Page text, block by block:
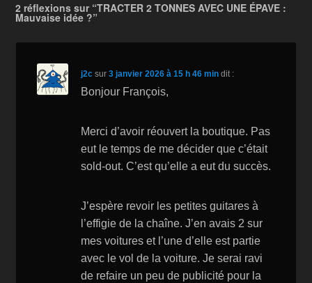
o
o
k
n
W
h
st
n
k
2 réflexions sur “TRACTER 2 TONNES AVEC UNE ÉPAVE :
Mauvaise idée ?”
j2c sur3 janvier 2026 à 15 h 46 min dit :
Bonjour François,
Merci d’avoir réouvert la boutique. Pas
eut le temps de me décider que c’était
sold-out. C’est qu’elle a eut du succès.
J’espère revoir les petites guitares à
l’effigie de la chaîne. J’en avais 2 sur
mes voitures et l’une d’elle est partie
avec le vol de la voiture. Je serai ravi
de refaire un peu de publicité pour la